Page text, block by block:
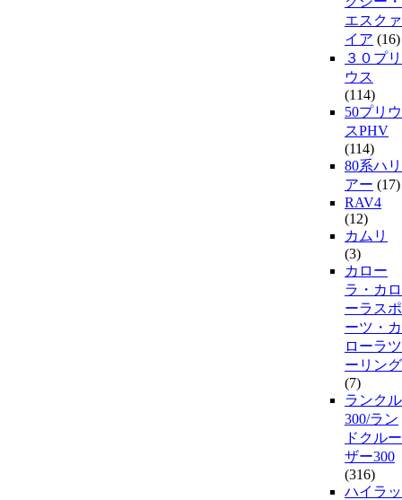
エスクァ
イア (16)
３０プリ
ウス
(114)
50プリウ
スPHV
(114)
80系ハリ
アー (17)
RAV4
(12)
カムリ
(3)
カロー
ラ・カロ
ーラスポ
ーツ・カ
ローラツ
ーリング
(7)
ランクル
300/ラン
ドクルー
ザー300
(316)
ハイラッ